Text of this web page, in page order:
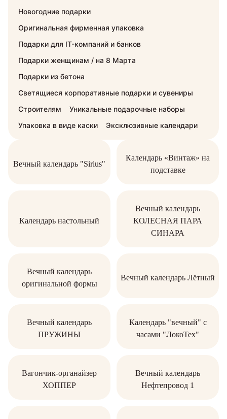
Новогодние подарки
Оригинальная фирменная упаковка
Подарки для IT-компаний и банков
Подарки женщинам / на 8 Марта
Подарки из бетона
Светящиеся корпоративные подарки и сувениры
Строителям
Уникальные подарочные наборы
Упаковка в виде каски
Эксклюзивные календари
Вечный календарь "Sirius"
Календарь «Винтаж» на
подставке
Календарь настольный
Вечный календарь
КОЛЕСНАЯ ПАРА
СИНАРА
Вечный календарь
оригинальной формы
Вечный календарь Лётный
Вечный календарь
ПРУЖИНЫ
Календарь "вечный" с
часами "ЛокоТех"
Вагончик-органайзер
ХОППЕР
Вечный календарь
Нефтепровод 1